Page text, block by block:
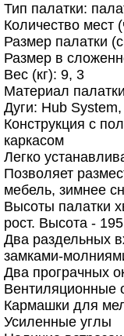
Тип палатки:
Количество мест
Размер палатки
Размер в
Вес (кг): 9, 3
Материал
Дуги: Hub
Конструкция с
каркасом
Легко
Позволяет
мебель, зимнее
Высоты палатки
рост. Высота -
Два раздельных
замками-
Два програчных
Вентиляционные
Кармашки для
Усиленные углы